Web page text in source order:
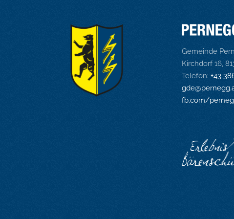
Gemeinde
Kirchdorf 16,
Telefon: +43
fb.com/